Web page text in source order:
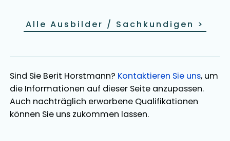
Alle Ausbilder / Sachkundigen >
Sind Sie Berit Horstmann? Kontaktieren Sie uns, um
die Informationen auf dieser Seite anzupassen.
Auch nachträglich erworbene Qualifikationen
können Sie uns zukommen lassen.